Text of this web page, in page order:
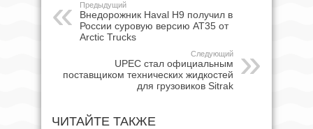
Предыдущий
Внедорожник Haval H9 получил в
России суровую версию AT35 от
Arctic Trucks
Следующий
UPEC стал официальным
поставщиком технических жидкостей
для грузовиков Sitrak
ЧИТАЙТЕ ТАКЖЕ